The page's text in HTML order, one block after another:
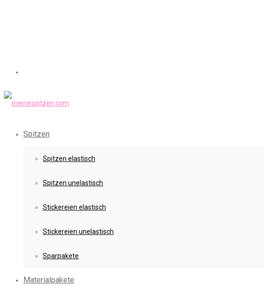
Spitzen
Spitzen elastisch
Spitzen unelastisch
Stickereien elastisch
Stickereien unelastisch
Sparpakete
Materialpakete